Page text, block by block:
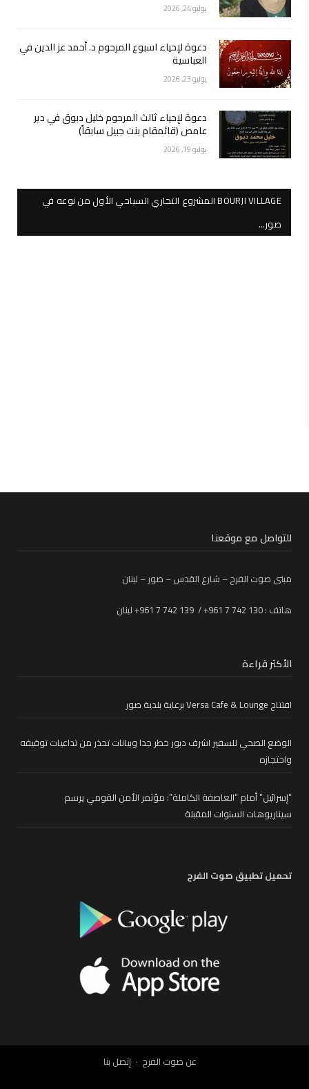
يوليو 24, 2026
دعوة لإحياء اسبوع المرحوم د. أحمد عز الدين في
العباسية
يوليو 23, 2026
دعوة لإحياء ثالث المرحوم خليل دبوق في دير
عامص (قائمقام بنت جبيل سابقاً)
يوليو 19, 2026
BOURJI VILLAGE المشروع التجاري السياحي الأول من نوعه في
صور…
للتواصل مع موقعنا
مبنى صوت الفرح – شارع القدس – صور – لبنان
هاتف : 130 742 7 961+ / 139 742 7 961+ لبنان
الأكثر قراءة
افتتاح Versa Cafe & Lounge برعاية بلدية صور
الوضع الصحي للسفير اشرف دبور خطر جدا وبيانات تحذر من تداعيات توقيفه
واحتجازه
“إسرائيل” أمام “العاصفة الكاملة”: مؤتمر الأمن القومي يرسم
سيناريوهات السنوات المقبلة
تحميل تطبيق صوت الفرح
عن صوت الفرح إتصل بنا